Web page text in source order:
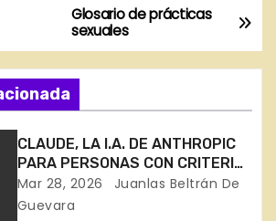
Glosario de prácticas
sexuales
CLAUDE, LA I.A. DE ANTHROPIC
PARA PERSONAS CON CRITERIO
PROPIO. MERECE LA PENA.
Mar 28, 2026
Juanlas Beltrán De
Guevara